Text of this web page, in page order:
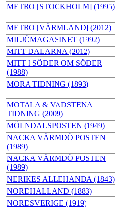
METRO [STOCKHOLM] (1995)
METRO [VÄRMLAND] (2012)
MILJÖMAGASINET (1992)
MITT DALARNA (2012)
MITT I SÖDER OM SÖDER
(1988)
MORA TIDNING (1893)
MOTALA & VADSTENA
TIDNING (2009)
MÖLNDALSPOSTEN (1949)
NACKA VÄRMDÖ POSTEN
(1989)
NACKA VÄRMDÖ POSTEN
(1989)
NERIKES ALLEHANDA (1843)
NORDHALLAND (1883)
NORDSVERIGE (1919)